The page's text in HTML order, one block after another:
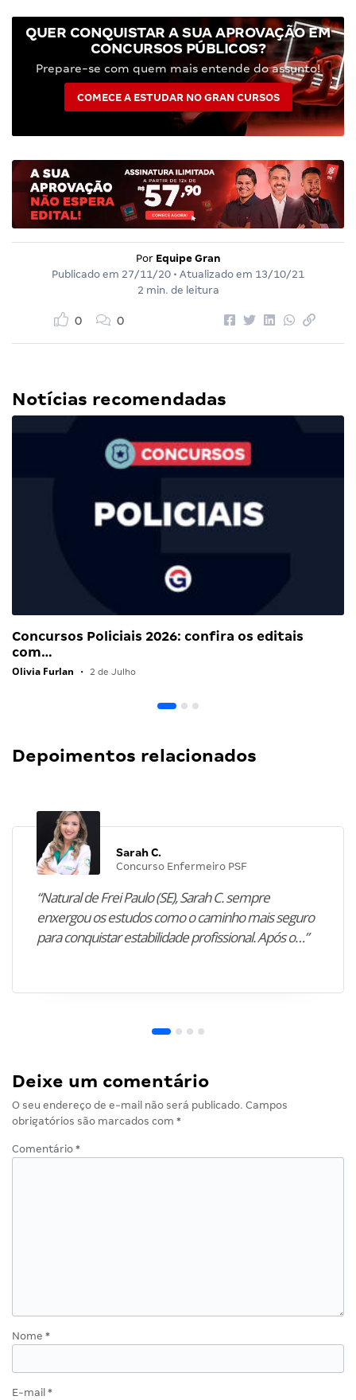
QUER CONQUISTAR A SUA APROVAÇÃO EM
CONCURSOS PÚBLICOS?
Prepare-se com quem mais entende do assunto!
COMECE A ESTUDAR NO GRAN CURSOS
Por Equipe Gran
Publicado em 27/11/20 • Atualizado em 13/10/21
2 min. de leitura
0 0
Notícias recomendadas
Concursos Policiais 2026: confira os editais
com…
Olivia Furlan • 2 de Julho
Depoimentos relacionados
Sarah C.
Concurso Enfermeiro PSF
“Natural de Frei Paulo (SE), Sarah C. sempre
enxergou os estudos como o caminho mais seguro
para conquistar estabilidade profissional. Após o…”
Deixe um comentário
O seu endereço de e-mail não será publicado. Campos
obrigatórios são marcados com *
Comentário *
Nome *
E-mail *